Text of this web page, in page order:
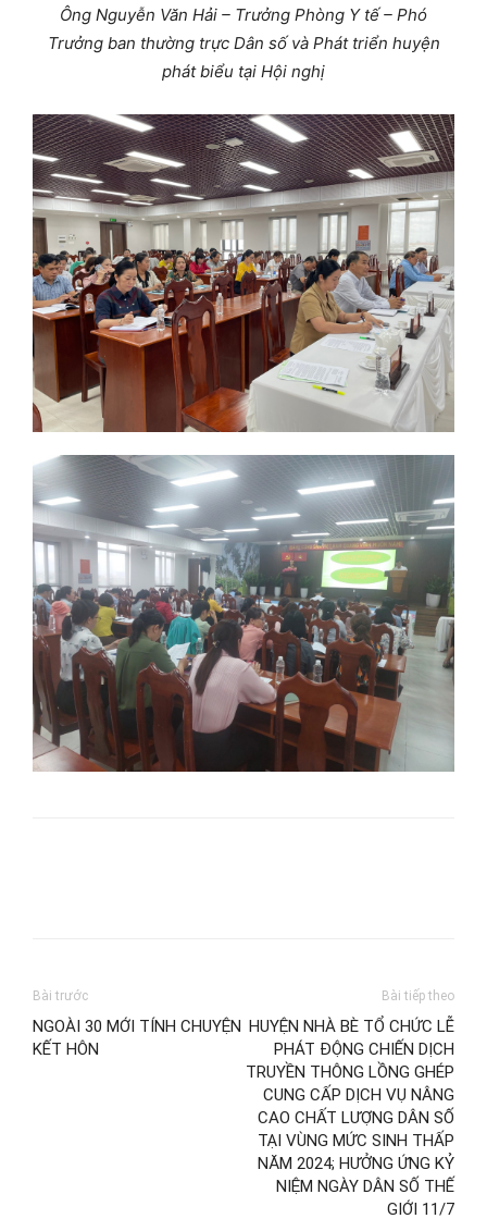
Ông Nguyễn Văn Hải – Trưởng Phòng Y tế – Phó
Trưởng ban thường trực Dân số và Phát triển huyện
phát biểu tại Hội nghị
Bài trước
NGOÀI 30 MỚI TÍNH CHUYỆN
KẾT HÔN
Bài tiếp theo
HUYỆN NHÀ BÈ TỔ CHỨC LỄ
PHÁT ĐỘNG CHIẾN DỊCH
TRUYỀN THÔNG LỒNG GHÉP
CUNG CẤP DỊCH VỤ NÂNG
CAO CHẤT LƯỢNG DÂN SỐ
TẠI VÙNG MỨC SINH THẤP
NĂM 2024; HƯỞNG ỨNG KỶ
NIỆM NGÀY DÂN SỐ THẾ
GIỚI 11/7